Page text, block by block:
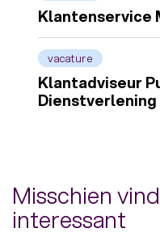
Klantenservice
vacature
Klantadviseur
Dienstverlening
Misschien
interessant